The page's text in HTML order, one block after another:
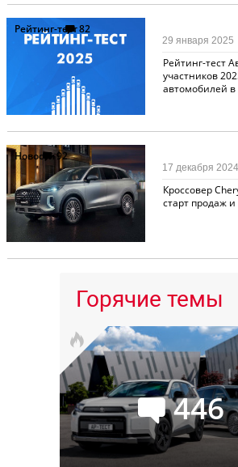
Рейтинг-тест82
Рейтинг-тест
участников
автомобилей в
29 января 2025
Новости92
Кроссовер
старт продаж
17 декабря 2024
Горячие темы
446